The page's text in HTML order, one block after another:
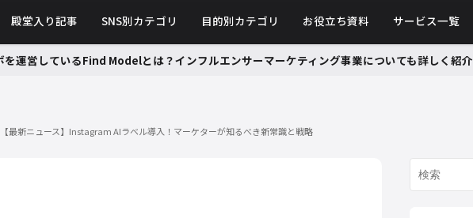
殿堂入り記事 SNS別カテゴリ 目的別カテゴリ お役立ち資料 サービス一覧
を運営しているFind Modelとは？インフルエンサーマーケティング事業についても詳しく紹介
【最新ニュース】Instagram AIラベル導入！マーケターが知るべき新常識と戦略